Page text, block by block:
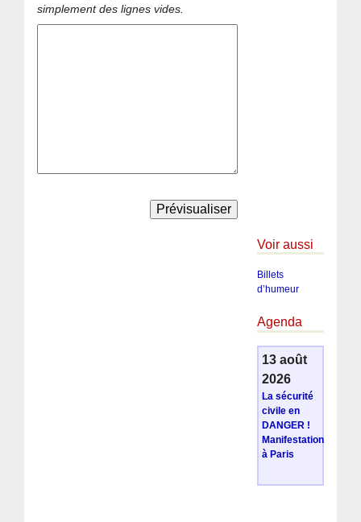
simplement des lignes vides.
Voir aussi
Billets
d’humeur
Agenda
13 août
2026
La sécurité
civile en
DANGER !
Manifestation
à Paris